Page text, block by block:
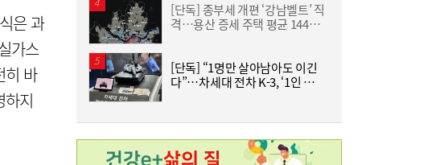
은 과
가스
히 바
하지
15:32
[금융 풍향계] NH농협은행, 최고 연 7.3%
‘모두트래블리적금’ 조기 완판 外
[단독] 종부세 개편 ‘강남벨트’ 직
격…용산 증세 주택 평균 1449
[단독] “1명만 살아남아도 이긴
다”…차세대 전차 K-3, ‘1인 교전